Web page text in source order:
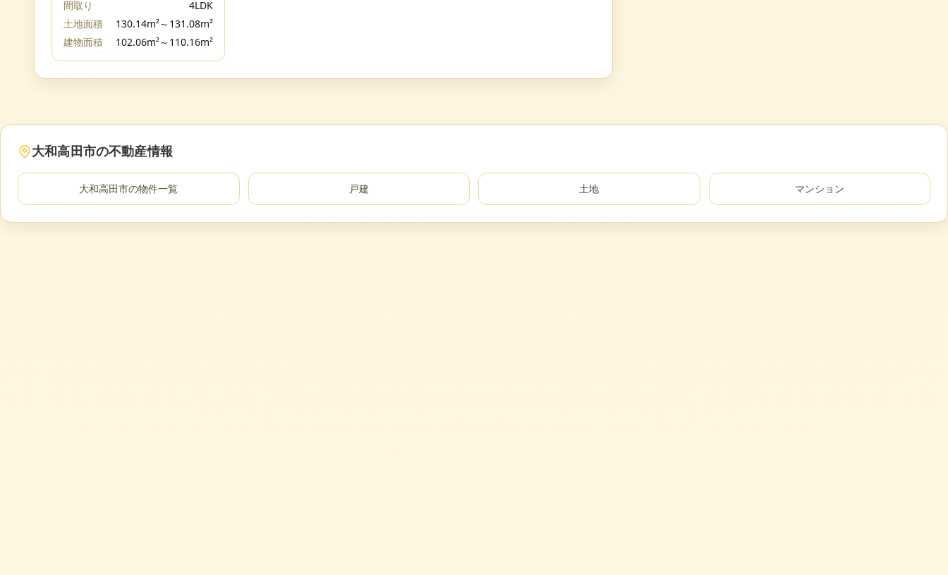
間取り
4LDK
土地面積
130.14m²～131.08m²
建物面積
102.06m²～110.16m²
大和高田市の不動産情報
大和高田市の物件一覧 戸建 土地 マンション